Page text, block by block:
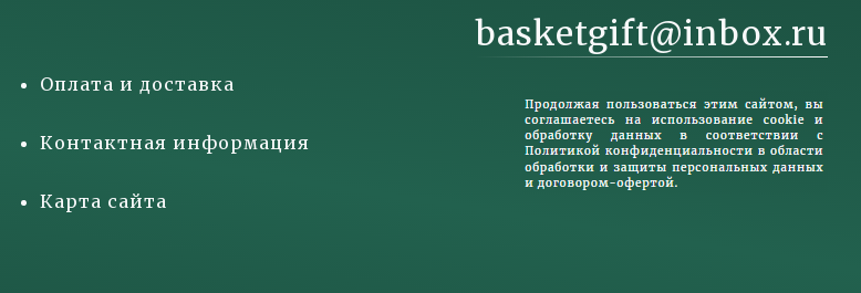
Оплата и доставка
Контактная информация
Карта сайта
basketgift@inbox.ru